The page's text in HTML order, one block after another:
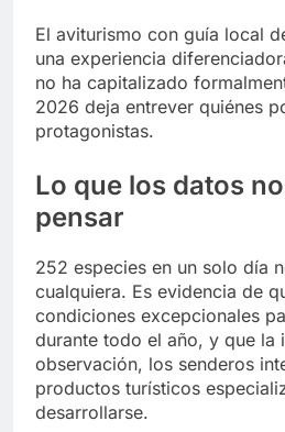
El aviturismo con guía local
una experiencia
no ha capitalizado
2026 deja entrever quiénes
protagonistas.
Lo que los datos
pensar
252 especies en un solo día
cualquiera. Es evidencia de
condiciones excepcionales
durante todo el año, y que la
observación, los senderos
productos turísticos
desarrollarse.